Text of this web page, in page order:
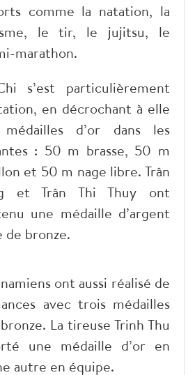
comme la natation, la
le tir, le jujitsu, le
marathon.
s’est particulièrement
en décrochant à elle
d’or dans les
: 50 m brasse, 50 m
et 50 m nage libre. Trân
et Trân Thi Thuy ont
une médaille d’argent
de bronze.
ont aussi réalisé de
avec trois médailles
La tireuse Trinh Thu
une médaille d’or en
autre en équipe.